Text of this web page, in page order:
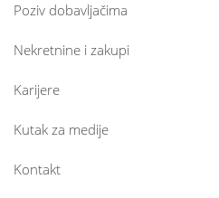
Poziv dobavljačima
Nekretnine i zakupi
Karijere
Kutak za medije
Kontakt